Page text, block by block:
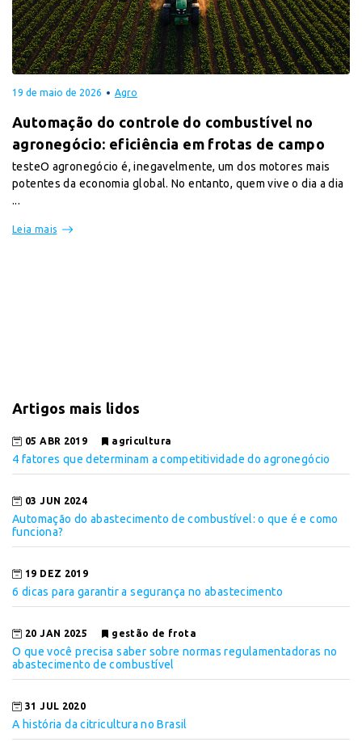
19 de maio de 2026 Agro
Automação do controle do combustível no
agronegócio: eficiência em frotas de campo
testeO agronegócio é, inegavelmente, um dos motores mais
potentes da economia global. No entanto, quem vive o dia a dia
...
Leia mais
Artigos mais lidos
05 ABR 2019 agricultura
4 fatores que determinam a competitividade do agronegócio
03 JUN 2024
Automação do abastecimento de combustível: o que é e como
funciona?
19 DEZ 2019
6 dicas para garantir a segurança no abastecimento
20 JAN 2025 gestão de frota
O que você precisa saber sobre normas regulamentadoras no
abastecimento de combustível
31 JUL 2020
A história da citricultura no Brasil